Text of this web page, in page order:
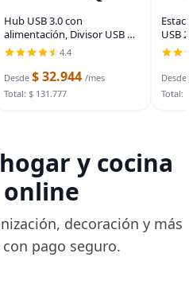
Hub USB 3.0 con
alimentación, Divisor USB de
10 puertos con interruptores
encendido/apagado y
adaptador de alimentación
USB de 12
4.4
Desde $ 32.944 /mes
Total: $ 131.777
USB
de
Desde
Total:
y cocina
decoración y más
pago seguro.